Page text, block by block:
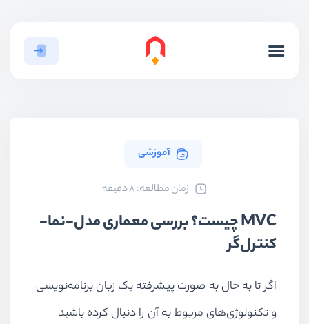
آموزشی
ﺯﻣﺎﻥ ﻣﻄﺎﻟﻌﻪ: 8 دقیقه
MVC چیست؟ بررسی معماری مدل-نما-
کنترل‌گر
اگر تا به حال به صورت پیشرفته یک زبان برنامه‌نویسی
و تکنولوژی‌های مربوط به آن را دنبال کرده باشید